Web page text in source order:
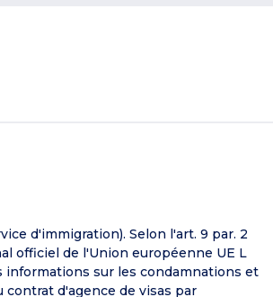
d'immigration). Selon l'art. 9 par. 2
officiel de l'Union européenne UE L
informations sur les condamnations et
d'agence de visas par